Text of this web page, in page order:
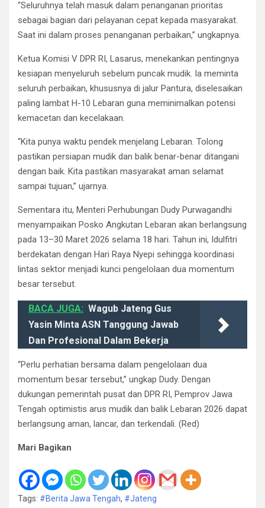
“Seluruhnya telah masuk dalam penanganan prioritas
sebagai bagian dari pelayanan cepat kepada masyarakat.
Saat ini dalam proses penanganan perbaikan,” ungkapnya.
Ketua Komisi V DPR RI, Lasarus, menekankan pentingnya
kesiapan menyeluruh sebelum puncak mudik. Ia meminta
seluruh perbaikan, khususnya di jalur Pantura, diselesaikan
paling lambat H-10 Lebaran guna meminimalkan potensi
kemacetan dan kecelakaan.
“Kita punya waktu pendek menjelang Lebaran. Tolong
pastikan persiapan mudik dan balik benar-benar ditangani
dengan baik. Kita pastikan masyarakat aman selamat
sampai tujuan,” ujarnya.
Sementara itu, Menteri Perhubungan Dudy Purwagandhi
menyampaikan Posko Angkutan Lebaran akan berlangsung
pada 13–30 Maret 2026 selama 18 hari. Tahun ini, Idulfitri
berdekatan dengan Hari Raya Nyepi sehingga koordinasi
lintas sektor menjadi kunci pengelolaan dua momentum
besar tersebut.
BACA JUGA: Wagub Jateng Gus
Yasin Minta ASN Tanggung Jawab
Dan Profesional Dalam Bekerja
“Perlu perhatian bersama dalam pengelolaan dua
momentum besar tersebut,” ungkap Dudy. Dengan
dukungan pemerintah pusat dan DPR RI, Pemprov Jawa
Tengah optimistis arus mudik dan balik Lebaran 2026 dapat
berlangsung aman, lancar, dan terkendali. (Red)
Mari Bagikan
Tags: #Berita Jawa Tengah, #Jateng